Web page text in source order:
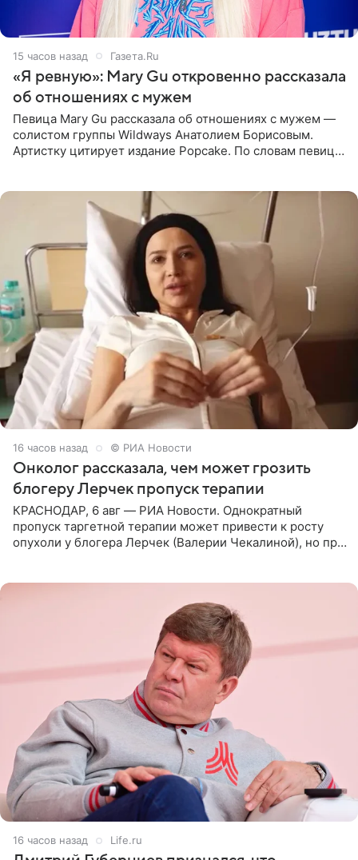
15 часов назад Газета.Ru
«Я ревную»: Mary Gu откровенно рассказала
об отношениях с мужем
Певица Mary Gu рассказала об отношениях с мужем —
солистом группы Wildways Анатолием Борисовым.
Артистку цитирует издание Popcake. По словам певицы,
16 часов назад © РИА Новости
Онколог рассказала, чем может грозить
блогеру Лерчек пропуск терапии
КРАСНОДАР, 6 авг — РИА Новости. Однократный
пропуск таргетной терапии может привести к росту
опухоли у блогера Лерчек (Валерии Чекалиной), но при
16 часов назад Life.ru